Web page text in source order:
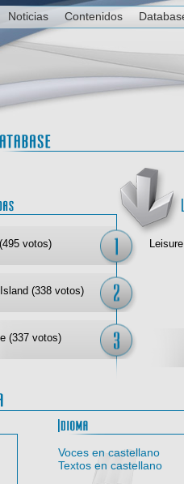
Noticias Contenidos
Las mejor
votos)
(338 votos)
(337 votos)
Control
Voces en castellano
Textos en castellano